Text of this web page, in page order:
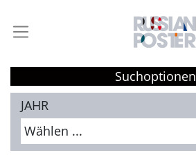
Suchoptionen
JAHR
Wählen ...